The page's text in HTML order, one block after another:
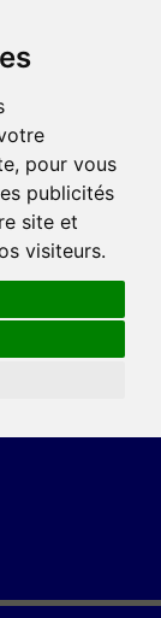
pour vous
publicités
site et
visiteurs.